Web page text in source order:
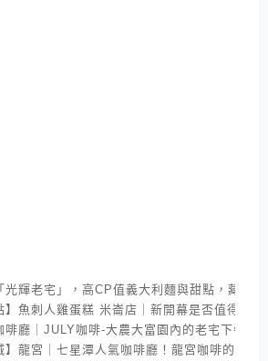
光輝老宅」，高CP值義大利麵與甜點，藏在
】魚刺人雞蛋糕 米崙店｜新開幕是否值得吃?
啡廳｜JULY咖啡-大農大富園內的老宅下午茶
】龍宮｜七星潭人氣咖啡廳！龍宮咖啡的招牌